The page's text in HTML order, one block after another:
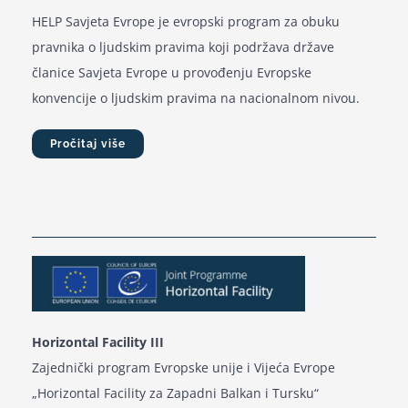
HELP Savjeta Evrope je evropski program za obuku
pravnika o ljudskim pravima koji podržava države
članice Savjeta Evrope u provođenju Evropske
konvencije o ljudskim pravima na nacionalnom nivou.
Pročitaj više
Horizontal Facility III
Zajednički program Evropske unije i Vijeća Evrope
„Horizontal Facility za Zapadni Balkan i Tursku“